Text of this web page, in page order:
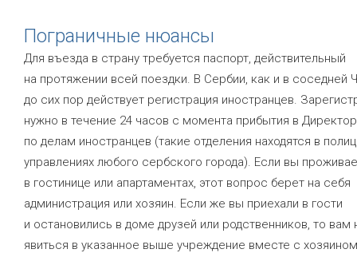
Пограничные нюансы
Для въезда в страну требуется паспорт, действительный
на протяжении всей поездки. В Сербии, как и в соседней
до сих пор действует регистрация иностранцев.
нужно в течение 24 часов с момента прибытия в
по делам иностранцев (такие отделения находятся в
управлениях любого сербского города). Если вы
в гостинице или апартаментах, этот вопрос берет на себя
администрация или хозяин. Если же вы приехали в гости
и остановились в доме друзей или родственников, то вам
явиться в указанное выше учреждение вместе с